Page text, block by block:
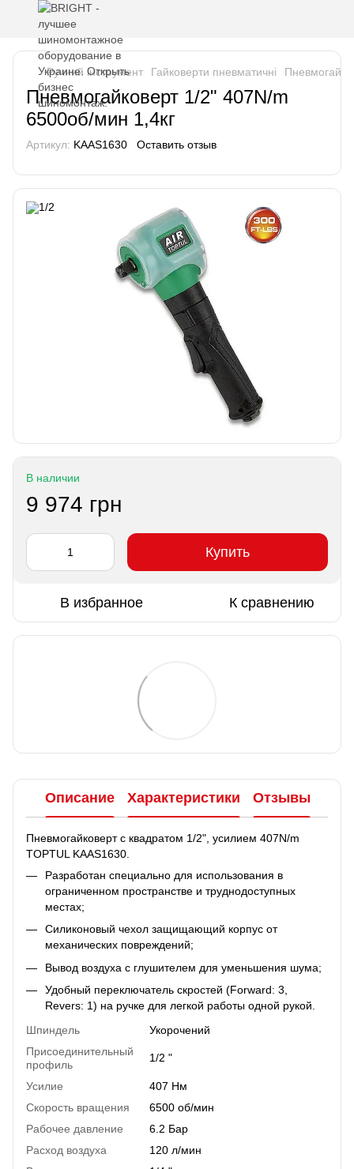
Ручний інструмент Гайковерти пневматичні
Пневмогайковерт 1/2" 407N/m
6500об/мин 1,4кг
Артикул: KAAS1630 Оставить отзыв
В наличии
9 974 грн
Купить
В избранное К сравнению
Описание Характеристики Отзывы
Пневмогайковерт с квадратом 1/2", усилием 407N/m
TOPTUL KAAS1630.
Разработан специально для использования в
ограниченном пространстве и труднодоступных
местах;
Силиконовый чехол защищающий корпус от
механических повреждений;
Вывод воздуха с глушителем для уменьшения шума;
Удобный переключатель скростей (Forward: 3,
Revers: 1) на ручке для легкой работы одной рукой.
Шпиндель
Укорочений
Присоединительный
профиль
1/2 "
Усилие
407 Нм
Скорость вращения
6500 об/мин
Рабочее давление
6.2 Бар
Расход воздуха
120 л/мин